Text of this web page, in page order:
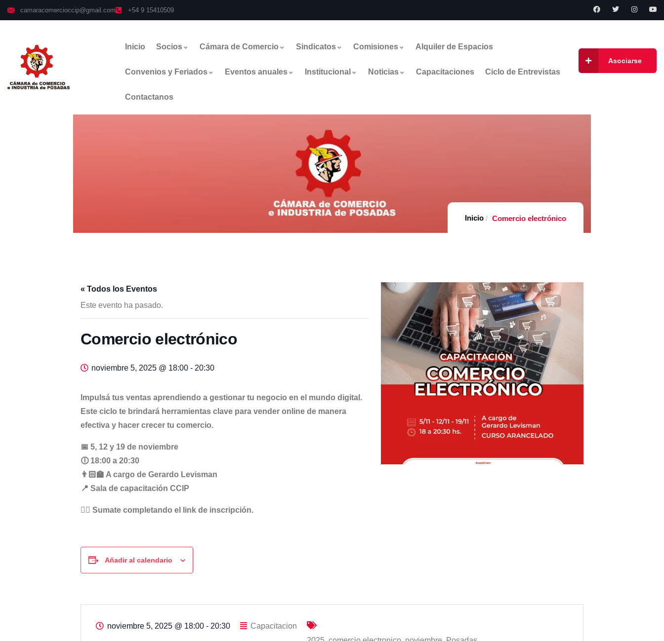
camaracomercioccip@gmail.com +54 9 15410509
Inicio Socios Cámara de Comercio Sindicatos Comisiones Alquiler de Espacios
Convenios y Feriados Eventos anuales Institucional Noticias Capacitaciones Ciclo de Entrevistas
Contactanos
Asociarse
Casa Comercio electrónico
« Todos los Eventos
Este evento ha pasado.
Comercio electrónico
noviembre 5, 2025 @ 18:00 - 20:30
Impulsá tus ventas aprendiendo a gestionar tu negocio en el mundo digital.
Este ciclo te brindará herramientas clave para vender online de manera
efectiva y hacer crecer tu comercio.
📅 5, 12 y 19 de noviembre
🕕 18:00 a 20:30
👨🏻‍🏫 A cargo de Gerardo Levisman
📍 Sala de capacitación CCIP
👉🏼 Sumate completando el link de inscripción.
Añadir al calendario
noviembre 5, 2025 @ 18:00 - 20:30
Capacitacion